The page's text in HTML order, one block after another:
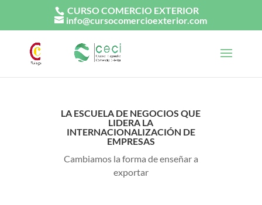
CURSO COMERCIO EXTERIOR
info@cursocomercioexterior.com
LA ESCUELA DE NEGOCIOS QUE
LIDERA LA
INTERNACIONALIZACIÓN DE
EMPRESAS
Cambiamos la forma de enseñar a
exportar